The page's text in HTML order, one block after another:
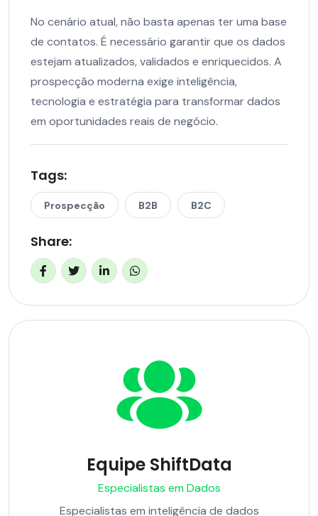
No cenário atual, não basta apenas ter uma base
de contatos. É necessário garantir que os dados
estejam atualizados, validados e enriquecidos. A
prospecção moderna exige inteligência,
tecnologia e estratégia para transformar dados
em oportunidades reais de negócio.
Tags:
Prospecção B2B B2C
Share:
Equipe ShiftData
Especialistas em Dados
Especialistas em inteligência de dados